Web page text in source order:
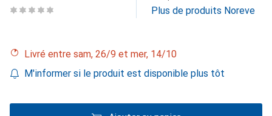
Plus de produits Noreve
Livré entre sam, 26/9 et mer, 14/10
M'informer si le produit est disponible plus tôt